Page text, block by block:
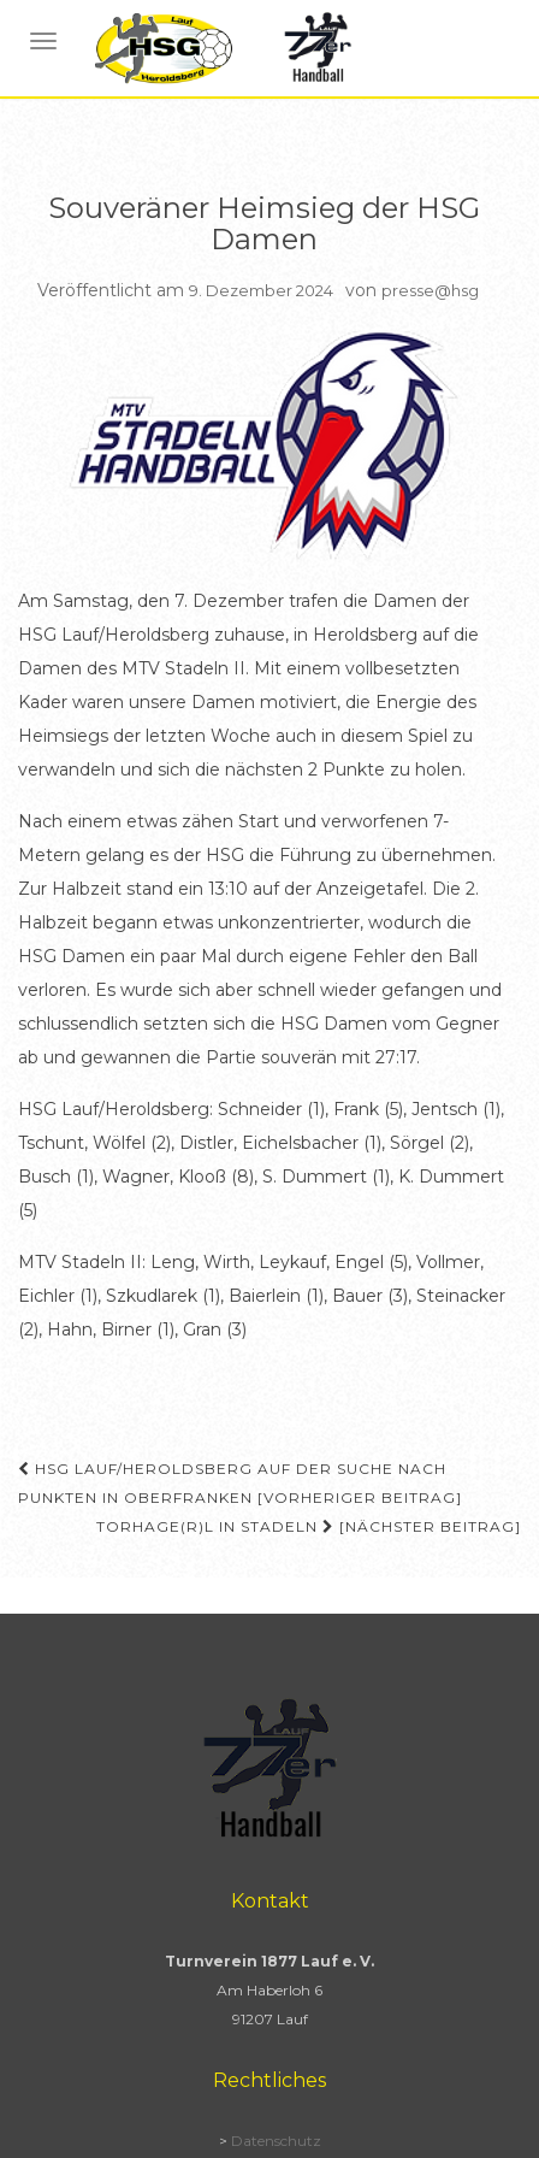
NAVIGATION UMSCHALTEN
BERICHTE DAMEN
Souveräner Heimsieg der HSG
Damen
Veröffentlicht am 9. Dezember 2024 von presse@hsg
Am Samstag, den 7. Dezember trafen die Damen der
HSG Lauf/Heroldsberg zuhause, in Heroldsberg auf die
Damen des MTV Stadeln II. Mit einem vollbesetzten
Kader waren unsere Damen motiviert, die Energie des
Heimsiegs der letzten Woche auch in diesem Spiel zu
verwandeln und sich die nächsten 2 Punkte zu holen.
Nach einem etwas zähen Start und verworfenen 7-
Metern gelang es der HSG die Führung zu übernehmen.
Zur Halbzeit stand ein 13:10 auf der Anzeigetafel. Die 2.
Halbzeit begann etwas unkonzentrierter, wodurch die
HSG Damen ein paar Mal durch eigene Fehler den Ball
verloren. Es wurde sich aber schnell wieder gefangen und
schlussendlich setzten sich die HSG Damen vom Gegner
ab und gewannen die Partie souverän mit 27:17.
HSG Lauf/Heroldsberg: Schneider (1), Frank (5), Jentsch (1),
Tschunt, Wölfel (2), Distler, Eichelsbacher (1), Sörgel (2),
Busch (1), Wagner, Klooß (8), S. Dummert (1), K. Dummert
(5)
MTV Stadeln II: Leng, Wirth, Leykauf, Engel (5), Vollmer,
Eichler (1), Szkudlarek (1), Baierlein (1), Bauer (3), Steinacker
(2), Hahn, Birner (1), Gran (3)
Beitragsnavigation
HSG LAUF/HEROLDSBERG AUF DER SUCHE NACH
PUNKTEN IN OBERFRANKEN [VORHERIGER BEITRAG]
TORHAGE(R)L IN STADELN
[NÄCHSTER BEITRAG]
Kontakt
Turnverein 1877 Lauf e. V.
Am Haberloh 6
91207 Lauf
Rechtliches
> Datenschutz